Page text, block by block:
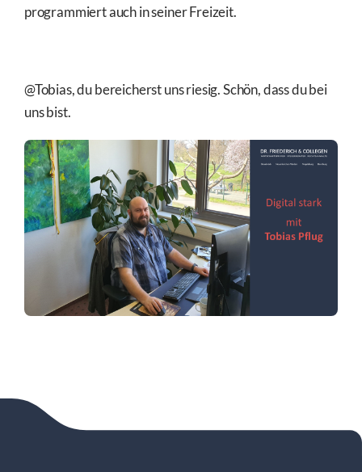
programmiert auch in seiner Freizeit.
@Tobias, du bereicherst uns riesig. Schön, dass du bei
uns bist.